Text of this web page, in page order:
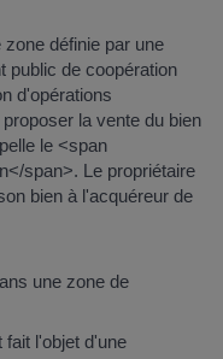
définie par une
public de coopération
d'opérations
la vente du bien
le <span
span>. Le propriétaire
bien à l'acquéreur de
une zone de
fait l'objet d'une